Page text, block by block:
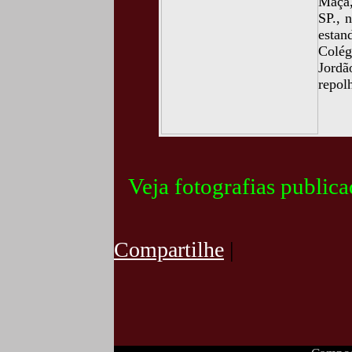
SP.,
Veja fotografias
Compartilhe |